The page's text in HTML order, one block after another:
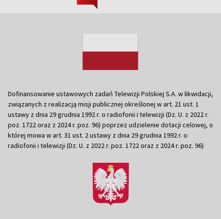
Dofinansowanie ustawowych zadań Telewizji Polskiej S.A. w likwidacji,
związanych z realizacją misji publicznej określonej w art. 21 ust. 1
ustawy z dnia 29 grudnia 1992 r. o radiofonii i telewizji (Dz. U. z 2022 r.
poz. 1722 oraz z 2024 r. poz. 96) poprzez udzielenie dotacji celowej, o
której mowa w art. 31 ust. 2 ustawy z dnia 29 grudnia 1992 r. o
radiofonii i telewizji (Dz. U. z 2022 r. poz. 1722 oraz z 2024 r. poz. 96)